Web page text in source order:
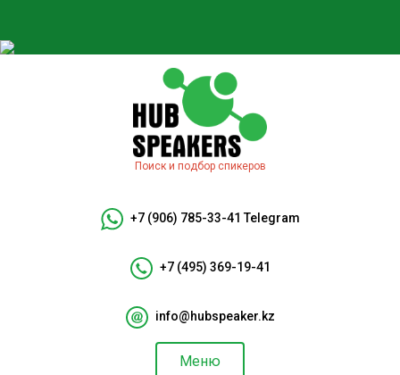
Поиск и подбор спикеров
+7 (906) 785-33-41 Telegram
+7 (495) 369-19-41
info@hubspeaker.kz
Меню